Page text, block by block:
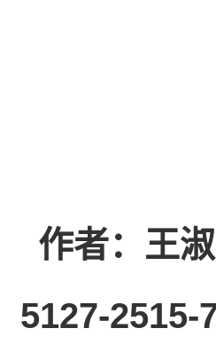
作者：
5127-